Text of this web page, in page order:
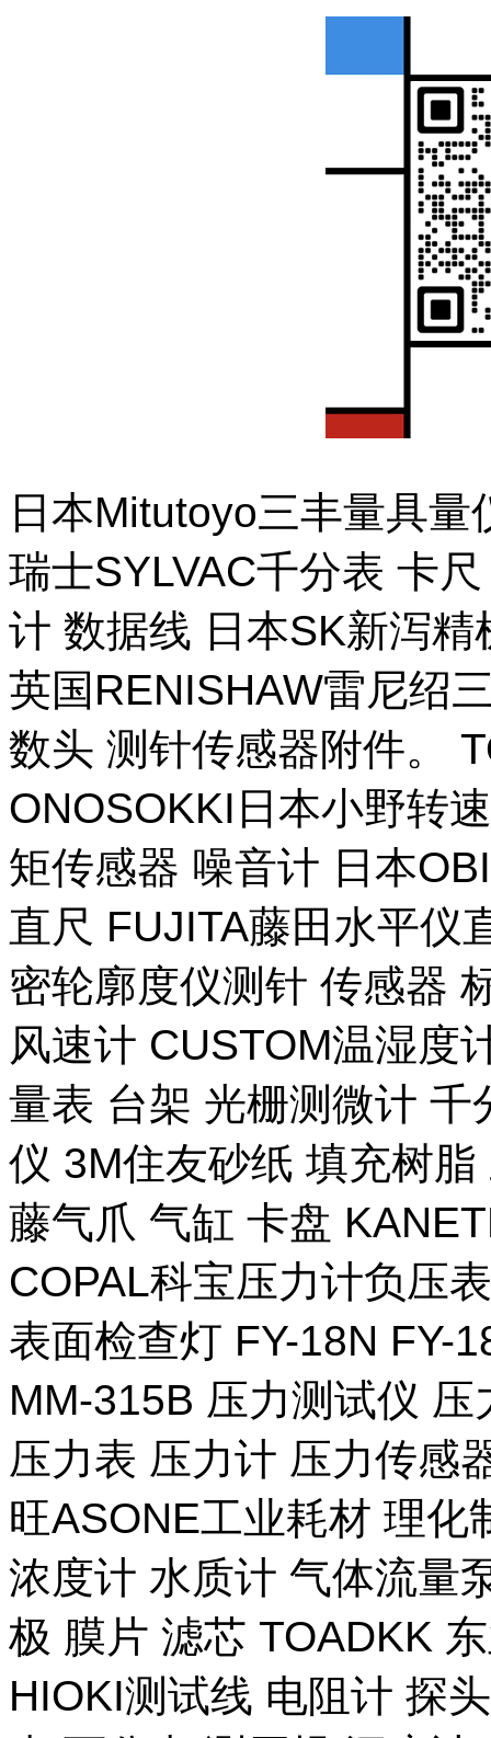
日本Mitutoyo三丰量具
瑞士SYLVAC千分表 卡
计 数据线 日本SK新泻
英国RENISHAW雷尼绍
数头 测针传感器附件。
ONOSOKKI日本小野转
矩传感器 噪音计 日本
直尺 FUJITA藤田水平仪
密轮廓度仪测针 传感器
风速计 CUSTOM温湿度
量表 台架 光栅测微计
仪 3M住友砂纸 填充树
藤气爪 气缸 卡盘
COPAL科宝压力计负压
表面检查灯 FY-18N FY-
MM-315B 压力测试仪
压力表 压力计 压力传感
旺ASONE工业耗材 理化
浓度计 水质计 气体流量
极 膜片 滤芯 TOADKK
HIOKI测试线 电阻计 探